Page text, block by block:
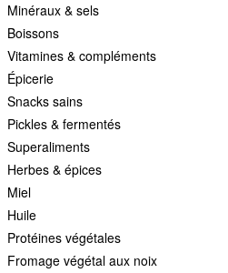
Minéraux & sels
Boissons
Vitamines & compléments
Épicerie
Snacks sains
Pickles & fermentés
Superaliments
Herbes & épices
Miel
Huile
Protéines végétales
Fromage végétal aux noix